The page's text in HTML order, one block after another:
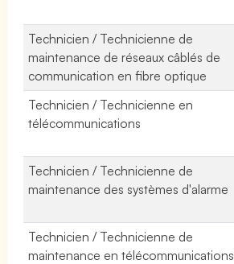
Technicien / Technicienne de
maintenance de réseaux câblés de
communication en fibre optique
Technicien / Technicienne en
télécommunications
Technicien / Technicienne de
maintenance des systèmes d'alarme
Technicien / Technicienne de
maintenance en télécommunications